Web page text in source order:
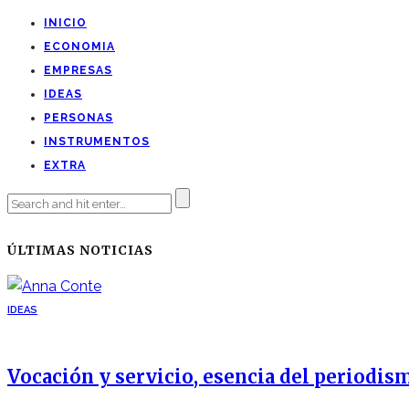
INICIO
ECONOMIA
EMPRESAS
IDEAS
PERSONAS
INSTRUMENTOS
EXTRA
ÚLTIMAS NOTICIAS
IDEAS
Vocación y servicio, esencia del